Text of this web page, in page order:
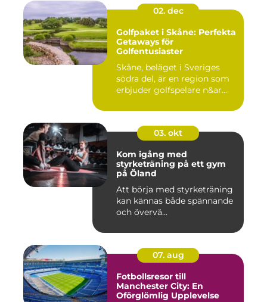
02. dec
Golfpaket i Skåne: Perfekta
Getaways för
Golfentusiaster
Skåne, beläget i Sveriges
södra del, är en region som
erbjuder golfspelare n&ar...
03. okt
Kom igång med
styrketräning på ett gym
på Öland
Att börja med styrketräning
kan kännas både spännande
och övervä...
07. aug
Fotbollsresor till
Manchester City: En
Oförglömlig Upplevelse